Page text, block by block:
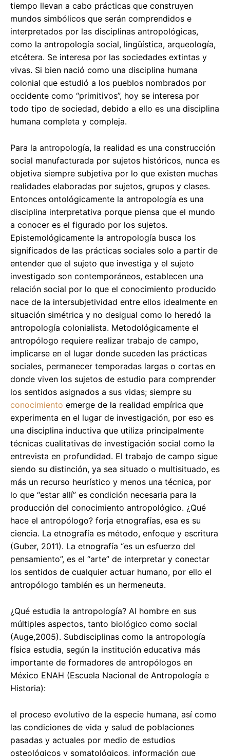
tiempo llevan a cabo prácticas que construyen
mundos simbólicos que serán comprendidos e
interpretados por las disciplinas antropológicas,
como la antropología social, lingüística, arqueología,
etcétera. Se interesa por las sociedades extintas y
vivas. Si bien nació como una disciplina humana
colonial que estudió a los pueblos nombrados por
occidente como “primitivos”, hoy se interesa por
todo tipo de sociedad, debido a ello es una disciplina
humana completa y compleja.
Para la antropología, la realidad es una construcción
social manufacturada por sujetos históricos, nunca es
objetiva siempre subjetiva por lo que existen muchas
realidades elaboradas por sujetos, grupos y clases.
Entonces ontológicamente la antropología es una
disciplina interpretativa porque piensa que el mundo
a conocer es el figurado por los sujetos.
Epistemológicamente la antropología busca los
significados de las prácticas sociales solo a partir de
entender que el sujeto que investiga y el sujeto
investigado son contemporáneos, establecen una
relación social por lo que el conocimiento producido
nace de la intersubjetividad entre ellos idealmente en
situación simétrica y no desigual como lo heredó la
antropología colonialista. Metodológicamente el
antropólogo requiere realizar trabajo de campo,
implicarse en el lugar donde suceden las prácticas
sociales, permanecer temporadas largas o cortas en
donde viven los sujetos de estudio para comprender
los sentidos asignados a sus vidas; siempre su
conocimiento emerge de la realidad empírica que
experimenta en el lugar de investigación, por eso es
una disciplina inductiva que utiliza principalmente
técnicas cualitativas de investigación social como la
entrevista en profundidad. El trabajo de campo sigue
siendo su distinción, ya sea situado o multisituado, es
más un recurso heurístico y menos una técnica, por
lo que “estar allí” es condición necesaria para la
producción del conocimiento antropológico. ¿Qué
hace el antropólogo? forja etnografías, esa es su
ciencia. La etnografía es método, enfoque y escritura
(Guber, 2011). La etnografía “es un esfuerzo del
pensamiento”, es el “arte” de interpretar y conectar
los sentidos de cualquier actuar humano, por ello el
antropólogo también es un hermeneuta.
¿Qué estudia la antropología? Al hombre en sus
múltiples aspectos, tanto biológico como social
(Auge,2005). Subdisciplinas como la antropología
física estudia, según la institución educativa más
importante de formadores de antropólogos en
México ENAH (Escuela Nacional de Antropología e
Historia):
el proceso evolutivo de la especie humana, así como
las condiciones de vida y salud de poblaciones
pasadas y actuales por medio de estudios
osteológicos y somatológicos, información que